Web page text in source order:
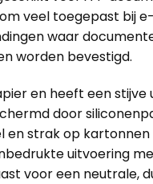
veel toegepast bij e-
waar
worden bevestigd.
en heeft een stijve
door
en strak op kartonnen
uitvoering
voor een neutrale,